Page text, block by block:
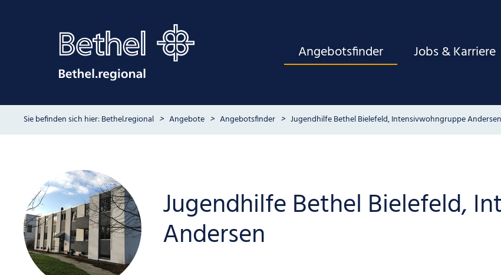
Angebotsfinder Jobs & Karriere
Bethel.regional Angebote Angebotsfinder Jugendhilfe Bethel Bielefeld, Intensivwohngruppe Andersen
Jugendhilfe Bethel Bielefeld,
Andersen